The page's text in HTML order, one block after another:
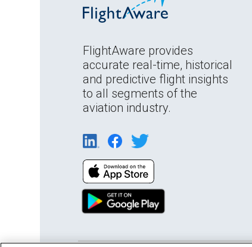
FlightAware provides
accurate real-time, historical
and predictive flight insights
to all segments of the
aviation industry.